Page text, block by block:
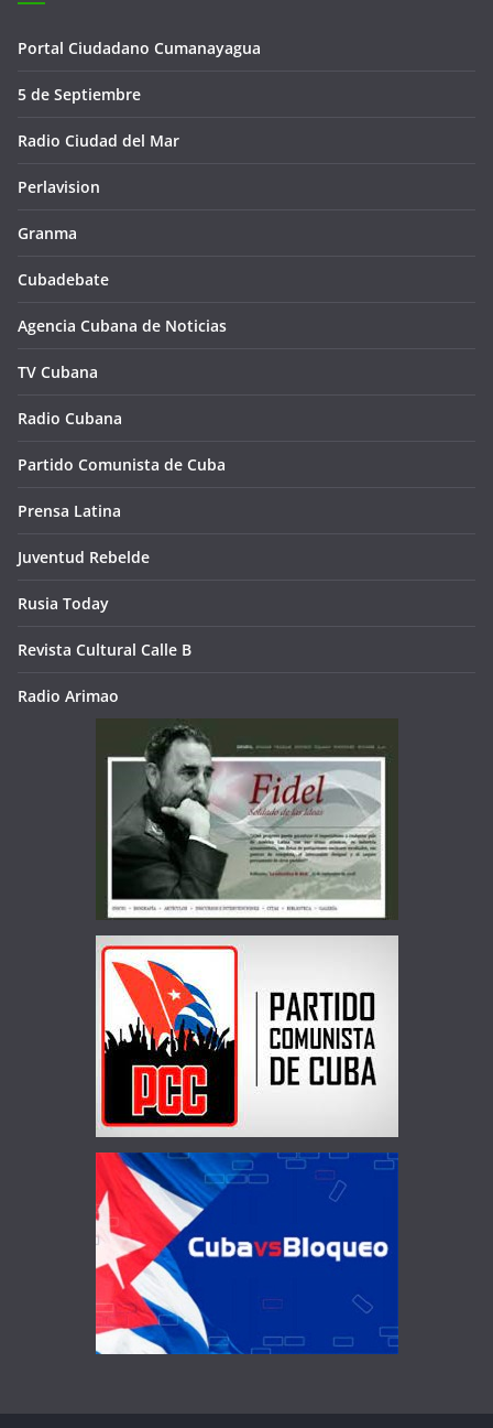
Portal Ciudadano Cumanayagua
5 de Septiembre
Radio Ciudad del Mar
Perlavision
Granma
Cubadebate
Agencia Cubana de Noticias
TV Cubana
Radio Cubana
Partido Comunista de Cuba
Prensa Latina
Juventud Rebelde
Rusia Today
Revista Cultural Calle B
Radio Arimao